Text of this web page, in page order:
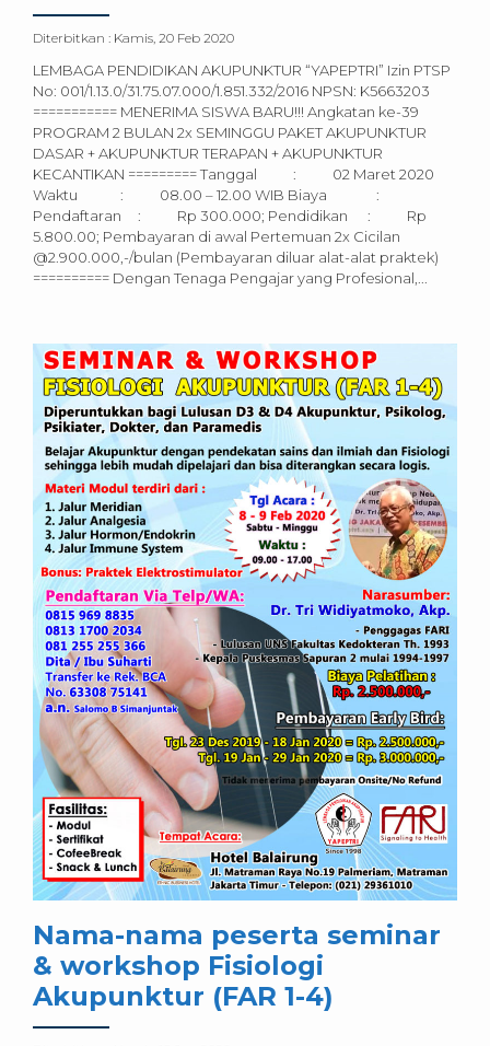
Diterbitkan : Kamis, 20 Feb 2020
LEMBAGA PENDIDIKAN AKUPUNKTUR “YAPEPTRI” Izin PTSP
No: 001/1.13.0/31.75.07.000/1.851.332/2016 NPSN: K5663203
=========== MENERIMA SISWA BARU!!! Angkatan ke-39
PROGRAM 2 BULAN 2x SEMINGGU PAKET AKUPUNKTUR
DASAR + AKUPUNKTUR TERAPAN + AKUPUNKTUR
KECANTIKAN ========= Tanggal : 02 Maret 2020
Waktu : 08.00 – 12.00 WIB Biaya :
Pendaftaran : Rp 300.000; Pendidikan : Rp
5.800.00; Pembayaran di awal Pertemuan 2x Cicilan
@2.900.000,-/bulan (Pembayaran diluar alat-alat praktek)
========== Dengan Tenaga Pengajar yang Profesional,...
Nama-nama peserta seminar
& workshop Fisiologi
Akupunktur (FAR 1-4)